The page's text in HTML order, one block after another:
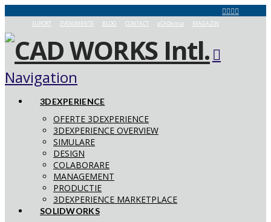
SUPORT EVENIMENTE BLOG CONTACT aCADemia MAGAZIN
Navigation
3DEXPERIENCE
OFERTE 3DEXPERIENCE
3DEXPERIENCE OVERVIEW
SIMULARE
DESIGN
COLABORARE
MANAGEMENT
PRODUCTIE
3DEXPERIENCE MARKETPLACE
SOLIDWORKS